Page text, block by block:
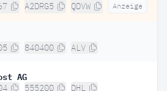
A2DRG5 QDVW Anzeige
840400 ALV
AG
555200 DHL